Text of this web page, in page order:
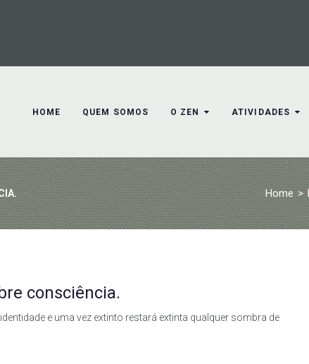
HOME QUEM SOMOS O ZEN ATIVIDADES
Home >
consciência.
e uma vez extinto restará extinta qualquer sombra de